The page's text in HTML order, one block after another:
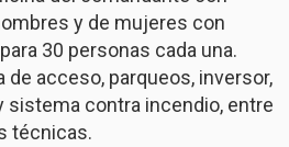
y de mujeres con
30 personas cada una.
de acceso, parqueos, inversor,
sistema contra incendio, entre
técnicas.